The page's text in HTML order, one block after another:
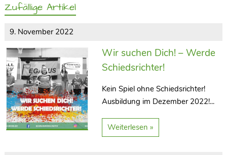
Zufällige Artikel
9. November 2022
Wir suchen Dich! – Werde
Schiedsrichter!
Kein Spiel ohne Schiedsrichter!
Ausbildung im Dezember 2022!...
Weiterlesen »